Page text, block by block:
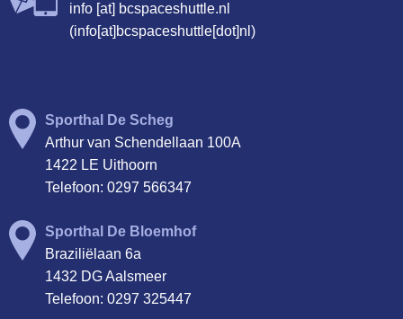
info [at] bcspaceshuttle.nl
(info[at]bcspaceshuttle[dot]nl)
Sporthal De Scheg
Arthur van Schendellaan 100A
1422 LE Uithoorn
Telefoon: 0297 566347
Sporthal De Bloemhof
Braziliëlaan 6a
1432 DG Aalsmeer
Telefoon: 0297 325447